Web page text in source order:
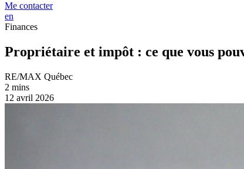
Me contacter
en
Finances
Propriétaire et impôt : ce que vous
RE/MAX Québec
2 mins
12 avril 2026